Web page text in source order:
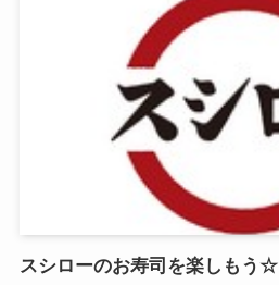
スシローのお寿司を楽しもう☆